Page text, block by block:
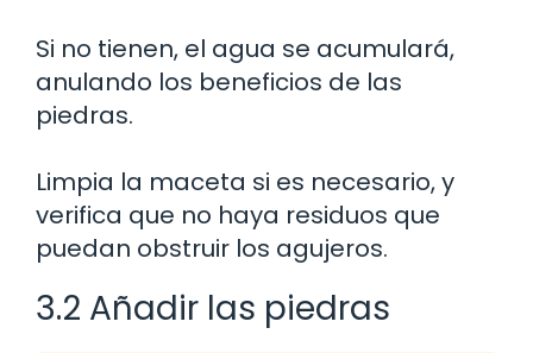
Si no tienen, el agua se acumulará,
anulando los beneficios de las
piedras.
Limpia la maceta si es necesario, y
verifica que no haya residuos que
puedan obstruir los agujeros.
3.2 Añadir las piedras